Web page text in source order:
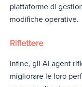
piattaforme di
modifiche operative.
Riflettere
Infine, gli AI agent
migliorare le loro